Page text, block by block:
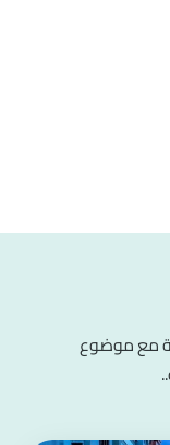
مع موضوع